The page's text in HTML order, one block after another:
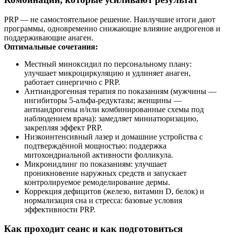
PRP — не самостоятельное решение. Наилучшие итоги дают
программы, одновременно снижающие влияние андрогенов и
поддерживающие анаген.
Оптимальные сочетания:
Местный миноксидил по персональному плану:
улучшает микроциркуляцию и удлиняет анаген,
работает синергично с PRP.
Антиандрогенная терапия по показаниям (мужчины —
ингибиторы 5‑альфа‑редуктазы; женщины —
антиандрогены и/или комбинированные схемы под
наблюдением врача): замедляет миниатюризацию,
закрепляя эффект PRP.
Низкоинтенсивный лазер и домашние устройства с
подтверждённой мощностью: поддержка
митохондриальной активности фолликула.
Микронидлинг по показаниям: улучшает
проникновение наружных средств и запускает
контролируемое ремоделирование дермы.
Коррекция дефицитов (железо, витамин D, белок) и
нормализация сна и стресса: базовые условия
эффективности PRP.
Как проходит сеанс и как подготовиться